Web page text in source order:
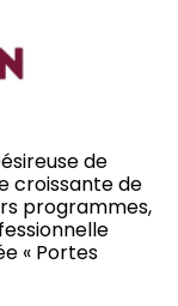
de
croissante de
programmes,
« Portes